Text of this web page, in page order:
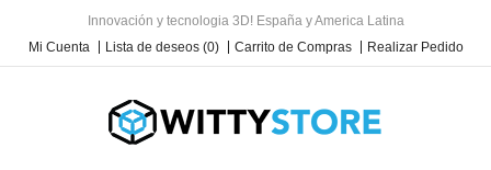
Innovación y tecnologia 3D! España y America Latina
Mi Cuenta
Lista de deseos (0) Carrito de Compras Realizar Pedido